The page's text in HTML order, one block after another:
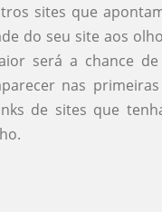
sites que
do seu site aos
será a chance
nas
de sites que